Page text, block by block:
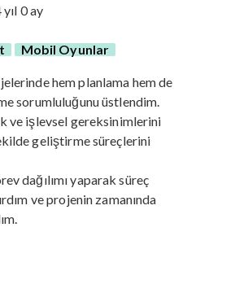
0 ay
Mobil Oyunlar
hem planlama hem de
sorumluluğunu üstlendim.
ve işlevsel gereksinimlerini
geliştirme süreçlerini
dağılımı yaparak süreç
ve projenin zamanında